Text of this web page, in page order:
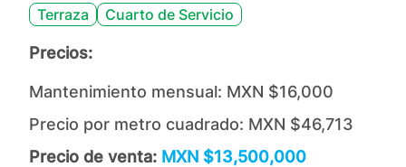
Terraza
Cuarto de Servicio
Precios:
Mantenimiento mensual: MXN $16,000
Precio por metro cuadrado: MXN $46,713
Precio de venta: MXN $13,500,000